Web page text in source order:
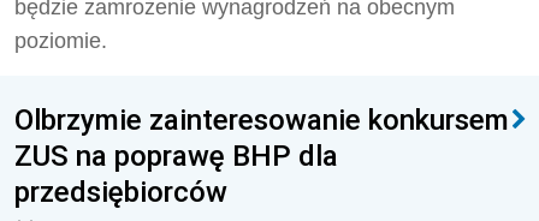
będzie zamrożenie wynagrodzeń na obecnym
poziomie.
Olbrzymie zainteresowanie konkursem
ZUS na poprawę BHP dla
przedsiębiorców